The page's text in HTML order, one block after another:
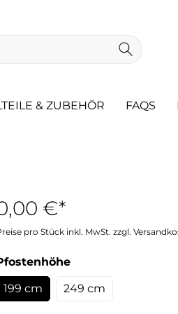
& ZUBEHÖR FAQS
1x1€*
pro Stück inkl. MwSt. zzgl.
199 cm
249 cm